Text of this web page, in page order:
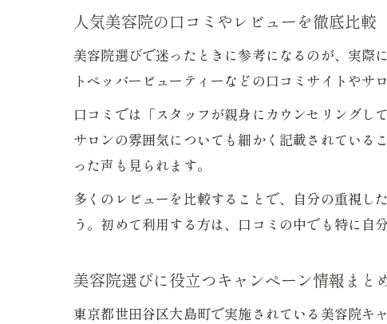
人気美容院の口コミやレビューを徹底比較
美容院選びで迷ったときに参考になるのが、実際
トペッパービューティーなどの口コミサイトやサ
口コミでは「スタッフが親身にカウンセリングし
サロンの雰囲気についても細かく記載されている
った声も見られます。
多くのレビューを比較することで、自分の重視し
う。初めて利用する方は、口コミの中でも特に自
美容院選びに役立つキャンペーン情報まと
東京都世田谷区大島町で実施されている美容院キ